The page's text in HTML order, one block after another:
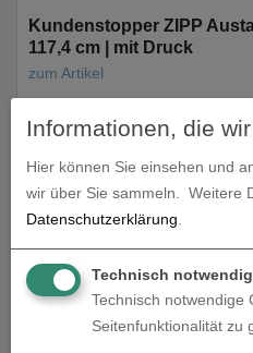
Kundenstopper ZIPP
117,4 cm | mit Druck
zum Artikel
Kundenstopper ZIPP
Informationen, die
Hier können Sie einsehen und
wir über Sie sammeln.
Weitere
Datenschutzerklärung
Technisch notwendig
Technisch notwendige
Seitenfunktionalität zu